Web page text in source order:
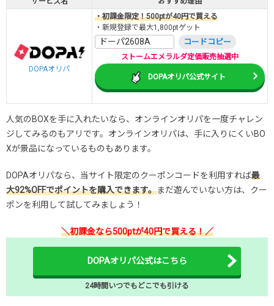
DOPAオリパ
・初課金限定！500ptが40円で買える
・新規登録で最大1,800ptゲット
ドーパ2608A コードコピー
ストームエメラルダ定価販売抽選中
DOPAオリパ公式サイト
人気のBOXを手に入れたいなら、オンラインオリパを一度チャレン
ジしてみるのもアリです。オンラインオリパは、手に入りにくいBO
Xが景品になっているものもあります。
DOPAオリパなら、当サイト限定のクーポンコードを利用すれば最
大92%OFFでポイントを購入できます。まだ遊んでいない方は、クー
ポンを利用して試してみましょう！
＼初課金なら500ptが40円で買える！／
DOPAオリパ公式はこちら
24時間いつでもどこでも引ける